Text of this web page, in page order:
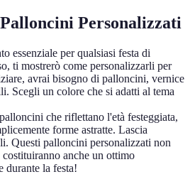
Personalizzati
essenziale per qualsiasi festa di
ti mostrerò come personalizzarli per
avrai bisogno di palloncini, vernice
Scegli un colore che si adatti al tema
che riflettano l'età festeggiata,
forme astratte. Lascia
Questi palloncini personalizzati non
anche un ottimo
durante la festa!